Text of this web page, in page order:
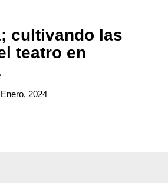
cultivando las
teatro en
2024